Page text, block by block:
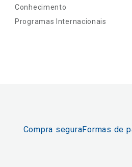
Conhecimento
Programas Internacionais
Compra seguraFormas de